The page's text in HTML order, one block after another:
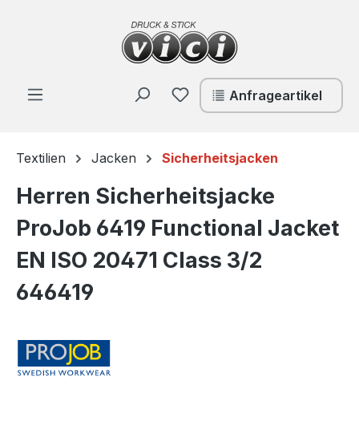
Zum Hauptinhalt springen
Du hast 0 Produkte auf
Anfrageartikel
Textilien Jacken Sicherheitsjacken
Herren Sicherheitsjacke
ProJob 6419 Functional Jacket
EN ISO 20471 Class 3/2
646419